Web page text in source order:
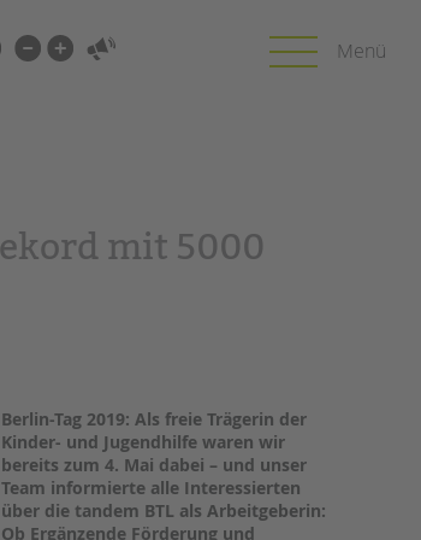
tandem international
mit 5000
Berlin-Tag 2019: Als freie Trägerin der
Kinder- und Jugendhilfe waren wir
bereits zum 4. Mai dabei – und unser
Team informierte alle Interessierten
über die tandem BTL als Arbeitgeberin:
Ob Ergänzende Förderung und